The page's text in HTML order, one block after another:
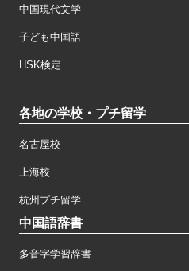
中国現代文学
子ども中国語
HSK検定
各地の学校・プチ留学
名古屋校
上海校
杭州プチ留学
中国語辞書
多音字学習辞書